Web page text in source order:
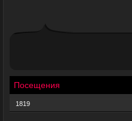
Посещения
1819